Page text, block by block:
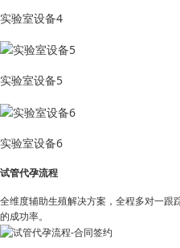
实验室设备4
实验室设备5
实验室设备6
试管代孕流程
全维度辅助生殖解决方案，全程多对一跟
的成功率。